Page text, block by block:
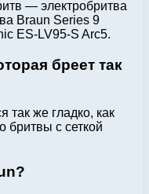
— электробритва
Braun Series 9
ES-LV95-S Arc5.
бреет так
так же гладко, как
бритвы с сеткой